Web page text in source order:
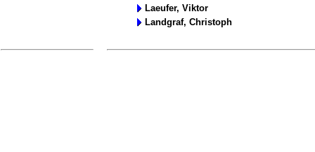
Laeufer, Viktor
Landgraf, Christoph